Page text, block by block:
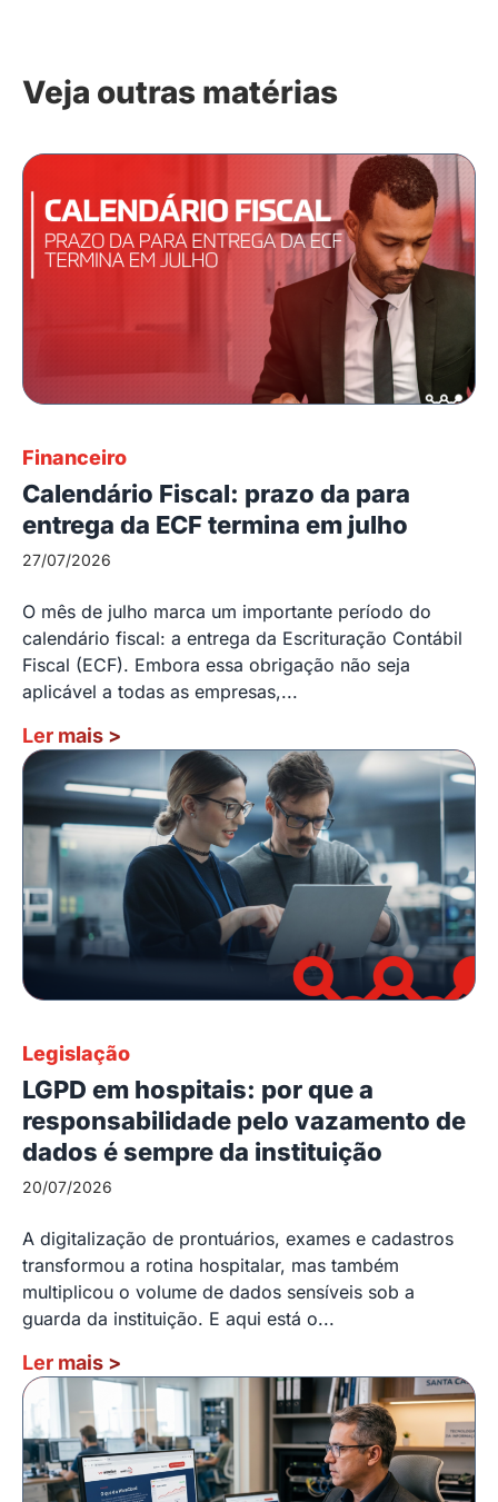
Veja outras matérias
Financeiro
Calendário Fiscal: prazo da para
entrega da ECF termina em julho
27/07/2026
O mês de julho marca um importante período do
calendário fiscal: a entrega da Escrituração Contábil
Fiscal (ECF). Embora essa obrigação não seja
aplicável a todas as empresas,...
Ler mais >
Legislação
LGPD em hospitais: por que a
responsabilidade pelo vazamento de
dados é sempre da instituição
20/07/2026
A digitalização de prontuários, exames e cadastros
transformou a rotina hospitalar, mas também
multiplicou o volume de dados sensíveis sob a
guarda da instituição. E aqui está o...
Ler mais >